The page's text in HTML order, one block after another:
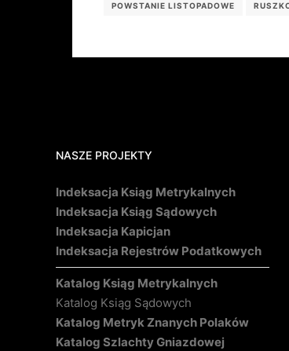
POWSTANIE LISTOPADOWE
NASZE PROJEKTY
Indeksacja Ksiąg Metrykalnych
Indeksacja Ksiąg Sądowych
Indeksacja Kapicjan
Indeksacja Rejestrów Podatkowych
Katalog Ksiąg Metrykalnych
Katalog Ksiąg Sądowych
Katalog Metryk Znanych Polaków
Katalog Szlachty Gniazdowej